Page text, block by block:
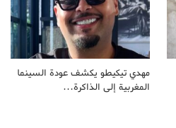
مهدي تيكيطو يكشف عودة السينما
المغربية إلى الذاكرة…